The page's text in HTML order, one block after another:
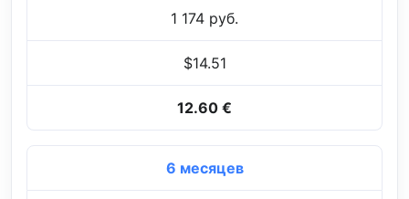
1 174 руб.
$14.51
12.60 €
6 месяцев